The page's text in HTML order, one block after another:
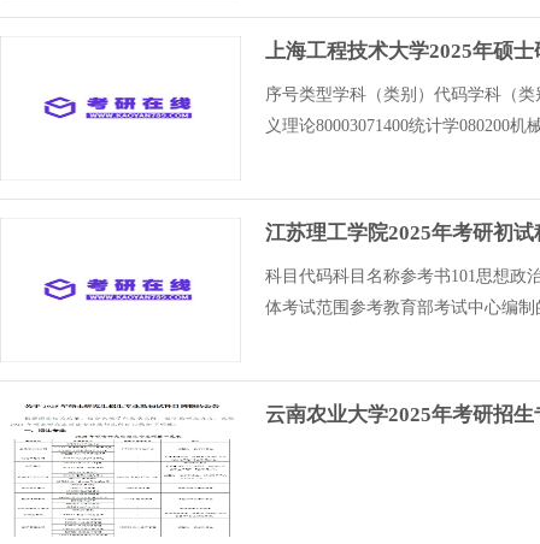
上海工程技术大学2025年硕
序号类型学科（类别）代码学科（
义理论80003071400统计学080200机
江苏理工学院2025年考研初
科目代码科目名称参考书101思想政
体考试范围参考教育部考试中心编
云南农业大学2025年考研招